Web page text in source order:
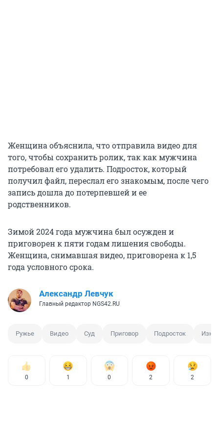
Женщина объяснила, что отправила видео для
того, чтобы сохранить ролик, так как мужчина
потребовал его удалить. Подросток, который
получил файл, переслал его знакомым, после чего
запись дошла до потерпевшей и ее
родственников.
Зимой 2024 года мужчина был осужден и
приговорен к пяти годам лишения свободы.
Женщина, снимавшая видео, приговорена к 1,5
года условного срока.
Александр Левчук
Главный редактор NGS42.RU
Ружье Видео Суд Приговор Подросток
0 1 0 2 2